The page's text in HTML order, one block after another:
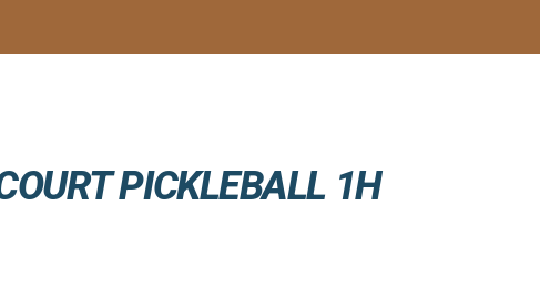
PICKLEBALL 1H